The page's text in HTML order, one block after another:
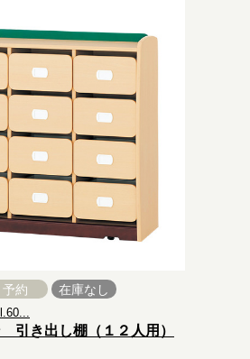
予約 在庫なし
引き出し棚（１２人用）